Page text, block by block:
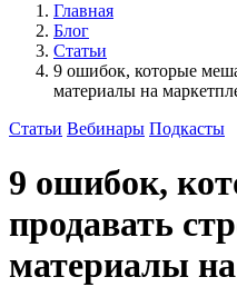
Главная
Блог
Статьи
9 ошибок, которые
материалы на
Статьи Вебинары Подкасты
9 ошибок,
продавать
материалы